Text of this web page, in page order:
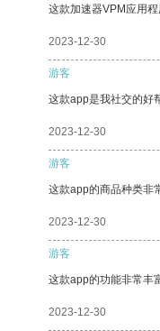
这款加速器VPM应用
2023-12-30
游客
这款app是我社交的好
2023-12-30
游客
这款app的商品种类非
2023-12-30
游客
这款app的功能非常丰
2023-12-30